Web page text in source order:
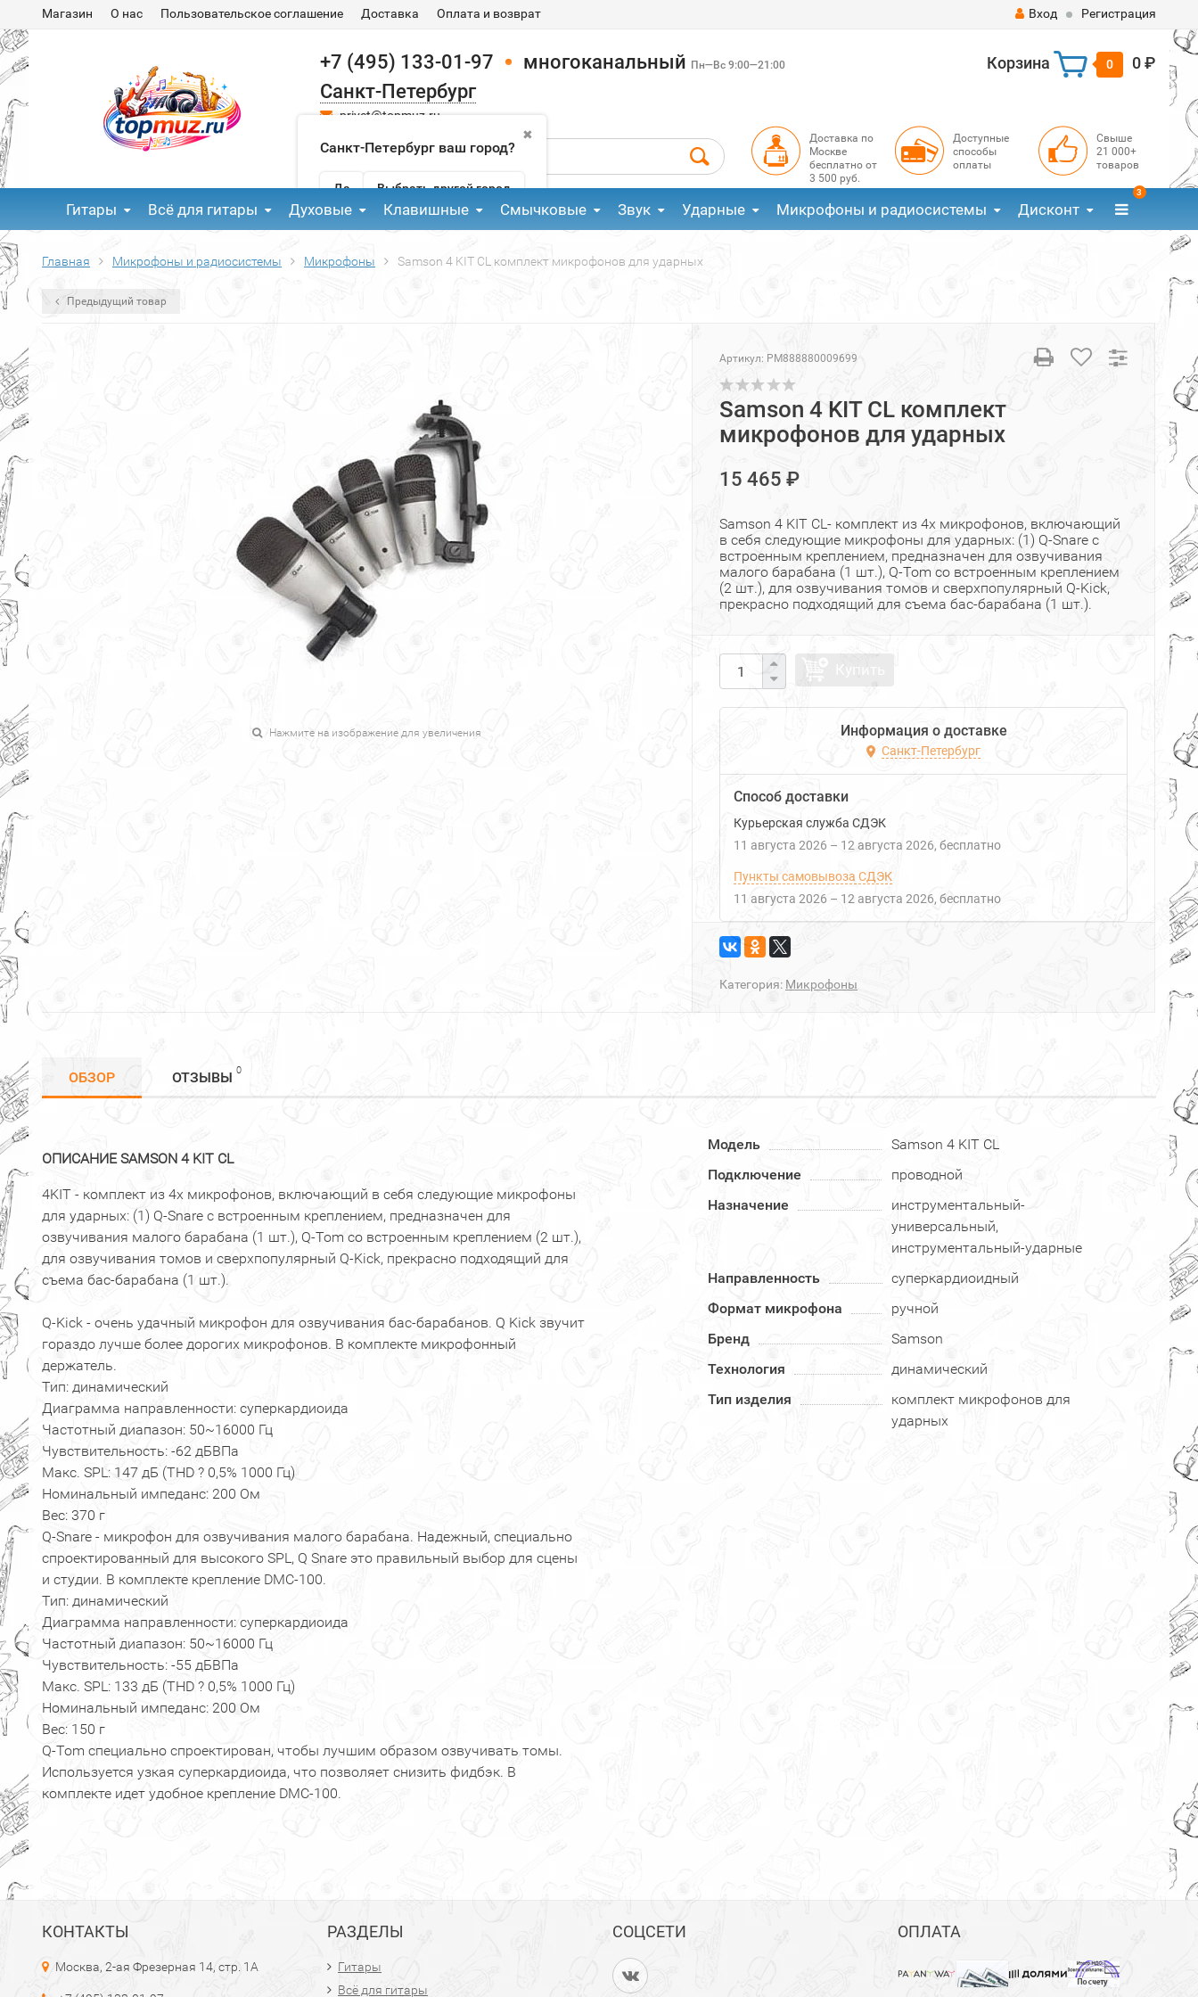
Магазин О нас Пользовательское соглашение Доставка Оплата и возврат Вход Регистрация
+7 (495) 133-01-97 многоканальный Пн—Вс 9:00—21:00
Санкт-Петербург
✖
Санкт-Петербург ваш город?
Да Выбрать другой город
privet@topmuz.ru
Корзина 0 0 ₽
Доставка по
Москве
бесплатно от
3 500 руб.
Доступные
способы
оплаты
Свыше
21 000+
товаров
Гитары Всё для гитары Духовые Клавишные Смычковые Звук Ударные Микрофоны и радиосистемы Дисконт
3
Главная Микрофоны и радиосистемы Микрофоны Samson 4 KIT CL комплект микрофонов для ударных
Предыдущий товар
Нажмите на изображение для увеличения
Артикул: PM888880009699
Samson 4 KIT CL комплект
микрофонов для ударных
15 465 ₽
Samson 4 KIT CL- комплект из 4х микрофонов, включающий
в себя следующие микрофоны для ударных: (1) Q-Snare с
встроенным креплением, предназначен для озвучивания
малого барабана (1 шт.), Q-Tom со встроенным креплением
(2 шт.), для озвучивания томов и сверхпопулярный Q-Kick,
прекрасно подходящий для съема бас-барабана (1 шт.).
Купить
Информация о доставке
Санкт-Петербург
Способ доставки
Курьерская служба СДЭК
11 августа 2026 – 12 августа 2026 Бесплатно
Пункты самовывоза СДЭК
11 августа 2026 – 12 августа 2026 Бесплатно
Категория: Микрофоны
ОБЗОР ОТЗЫВЫ 0
ОПИСАНИЕ SAMSON 4 KIT CL
4KIT - комплект из 4х микрофонов, включающий в себя следующие микрофоны
для ударных: (1) Q-Snare с встроенным креплением, предназначен для
озвучивания малого барабана (1 шт.), Q-Tom со встроенным креплением (2 шт.),
для озвучивания томов и сверхпопулярный Q-Kick, прекрасно подходящий для
съема бас-барабана (1 шт.).
Q-Kick - очень удачный микрофон для озвучивания бас-барабанов. Q Kick звучит
гораздо лучше более дорогих микрофонов. В комплекте микрофонный
держатель.
Тип: динамический
Диаграмма направленности: суперкардиоида
Частотный диапазон: 50~16000 Гц
Чувствительность: -62 дБВПа
Макс. SPL: 147 дБ (THD ? 0,5% 1000 Гц)
Номинальный импеданс: 200 Ом
Вес: 370 г
Q-Snare - микрофон для озвучивания малого барабана. Надежный, специально
спроектированный для высокого SPL, Q Snare это правильный выбор для сцены
и студии. В комплекте крепление DMC-100.
Тип: динамический
Диаграмма направленности: суперкардиоида
Частотный диапазон: 50~16000 Гц
Чувствительность: -55 дБВПа
Макс. SPL: 133 дБ (THD ? 0,5% 1000 Гц)
Номинальный импеданс: 200 Ом
Вес: 150 г
Q-Tom специально спроектирован, чтобы лучшим образом озвучивать томы.
Используется узкая суперкардиоида, что позволяет снизить фидбэк. В
комплекте идет удобное крепление DMC-100.
Модель
Samson 4 KIT CL
Подключение
проводной
Назначение
инструментальный-
универсальный,
инструментальный-ударные
Направленность
суперкардиоидный
Формат микрофона
ручной
Бренд
Samson
Технология
динамический
Тип изделия
комплект микрофонов для
ударных
КОНТАКТЫ
Москва, 2-ая Фрезерная 14, стр. 1А
РАЗДЕЛЫ
Гитары
Всё для гитары
СОЦСЕТИ ОПЛАТА